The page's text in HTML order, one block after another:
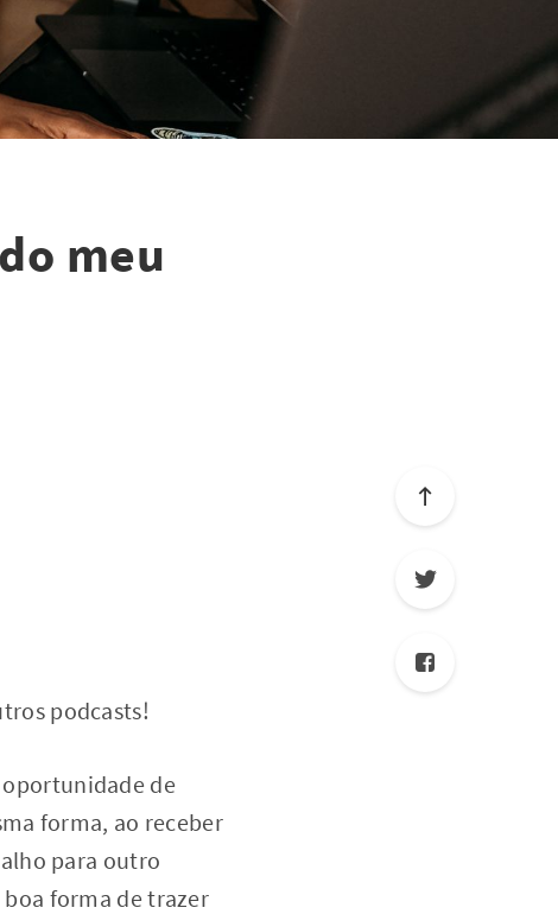
meu
podcasts!
de
forma, ao receber
para outro
boa forma de trazer